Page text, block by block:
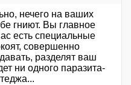
нечего на ваших
гниют. Вы главное
есть специальные
совершенно
разделят ваш
ни одного паразита-